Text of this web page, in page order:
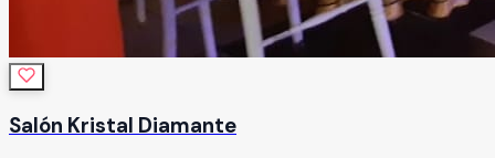
Salón Kristal Diamante